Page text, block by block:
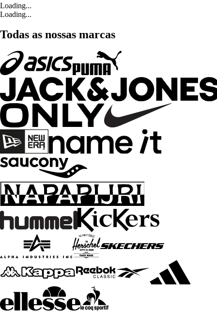
Loading...
Loading...
Todas as nossas marcas